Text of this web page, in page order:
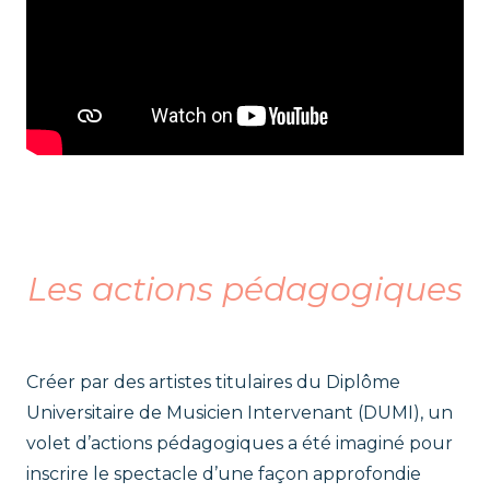
Les actions pédagogiques
Créer par des artistes titulaires du Diplôme
Universitaire de Musicien Intervenant (DUMI), un
volet d’actions pédagogiques a été imaginé pour
inscrire le spectacle d’une façon approfondie